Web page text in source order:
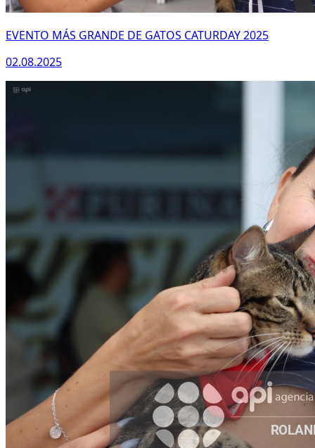
EVENTO MÁS GRANDE DE GATOS CATURDAY 2025
02.08.2025